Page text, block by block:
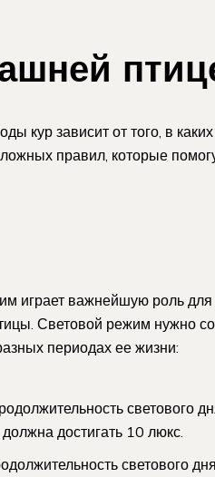
кур зависит от того, в
правил, которые
играет важнейшую роль для
Световой режим нужно
периодах ее жизни:
светового
достигать 10 люкс.
светового